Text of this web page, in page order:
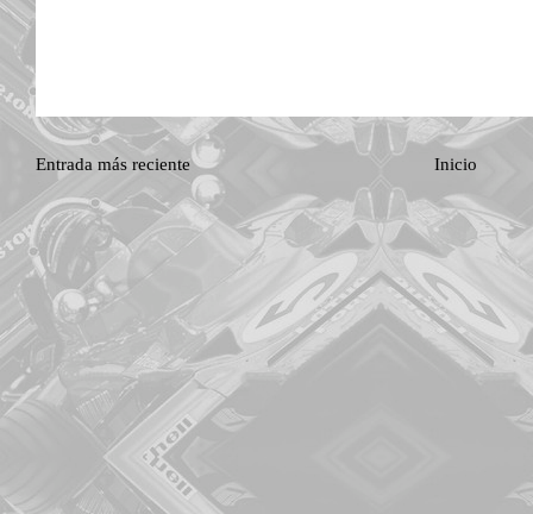
Entrada más reciente Inicio